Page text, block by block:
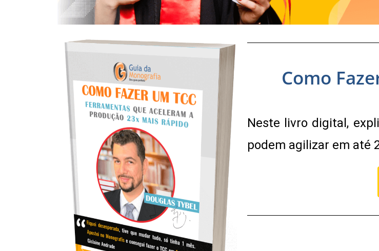
Como
Neste livro digital,
podem agilizar em até